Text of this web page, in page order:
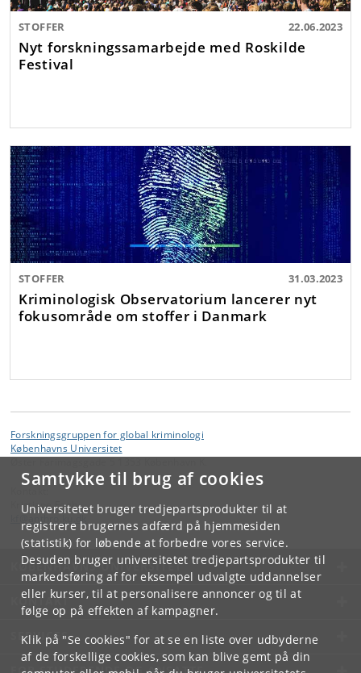
Samtykke til brug af cookies
Universitetet bruger tredjepartsprodukter til at
registrere brugernes adfærd på hjemmesiden
(statistik) for løbende at forbedre vores service.
Desuden bruger universitetet tredjepartsprodukter til
markedsføring af for eksempel udvalgte uddannelser
eller kurser, til at personalisere annoncer og til at
følge op på effekten af kampagner.
Klik på "Se cookies" for at se en liste over udbyderne
af de forskellige cookies, som kan blive gemt på din
STOFFER 22.06.2023
Nyt forskningssamarbejde med Roskilde
Festival
STOFFER 31.03.2023
Kriminologisk Observatorium lancerer nyt
fokusområde om stoffer i Danmark
Forskningsgruppen for global kriminologi
Københavns Universitet
Kristiane Fogh
KØBENHAVNS UNIVERSITET
KONTAKT
SERVICES